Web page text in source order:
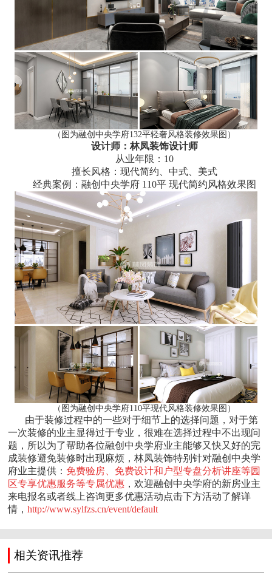
（图为融创中央学府132平轻奢风格装修效果图）
设计师：林凤装饰设计师
从业年限：10
擅长风格：现代简约、中式、美式
经典案例：融创中央学府 110平 现代简约风格效果图
（图为融创中央学府110平现代风格装修效果图）
由于装修过程中的一些对于细节上的选择问题，对于第
一次装修的业主显得过于专业，很难在选择过程中不出现问
题，所以为了帮助各位融创中央学府业主能够又快又好的完
成装修避免装修时出现麻烦，林凤装饰特别针对融创中央学
府业主提供： 免费验房、免费设计和户型专盘分析讲座等园
区专享优惠服务等专属优惠 ，欢迎融创中央学府的新房业主
来电报名或者线上咨询更多优惠活动点击下方活动了解详
情，http://www.sylfzs.cn/event/default
相关资讯推荐